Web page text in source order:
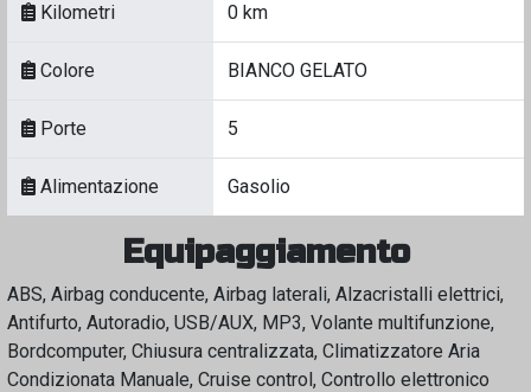
Kilometri 0 km
Colore BIANCO GELATO
Porte 5
Alimentazione Gasolio
Equipaggiamento
ABS, Airbag conducente, Airbag laterali, Alzacristalli elettrici,
Antifurto, Autoradio, USB/AUX, MP3, Volante multifunzione,
Bordcomputer, Chiusura centralizzata, Climatizzatore Aria
Condizionata Manuale, Cruise control, Controllo elettronico